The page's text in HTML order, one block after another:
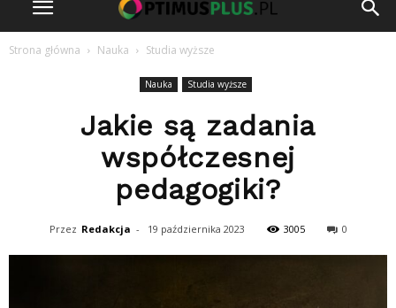
Strona główna Nauka Studia wyższe
Nauka Studia wyższe
Jakie są zadania
współczesnej
pedagogiki?
Przez Redakcja - 19 października 2023 3005 0